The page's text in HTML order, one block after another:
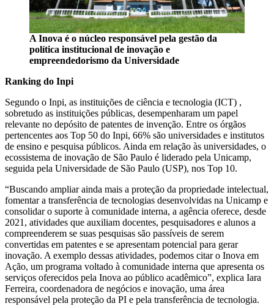
A Inova é o núcleo responsável pela gestão da
política institucional de inovação e
empreendedorismo da Universidade
Ranking do Inpi
Segundo o Inpi, as instituições de ciência e tecnologia (ICT) ,
sobretudo as instituições públicas, desempenharam um papel
relevante no depósito de patentes de invenção. Entre os órgãos
pertencentes aos Top 50 do Inpi, 66% são universidades e institutos
de ensino e pesquisa públicos. Ainda em relação às universidades, o
ecossistema de inovação de São Paulo é liderado pela Unicamp,
seguida pela Universidade de São Paulo (USP), nos Top 10.
“Buscando ampliar ainda mais a proteção da propriedade intelectual,
fomentar a transferência de tecnologias desenvolvidas na Unicamp e
consolidar o suporte à comunidade interna, a agência oferece, desde
2021, atividades que auxiliam docentes, pesquisadores e alunos a
compreenderem se suas pesquisas são passíveis de serem
convertidas em patentes e se apresentam potencial para gerar
inovação. A exemplo dessas atividades, podemos citar o Inova em
Ação, um programa voltado à comunidade interna que apresenta os
serviços oferecidos pela Inova ao público acadêmico”, explica Iara
Ferreira, coordenadora de negócios e inovação, uma área
responsável pela proteção da PI e pela transferência de tecnologia.